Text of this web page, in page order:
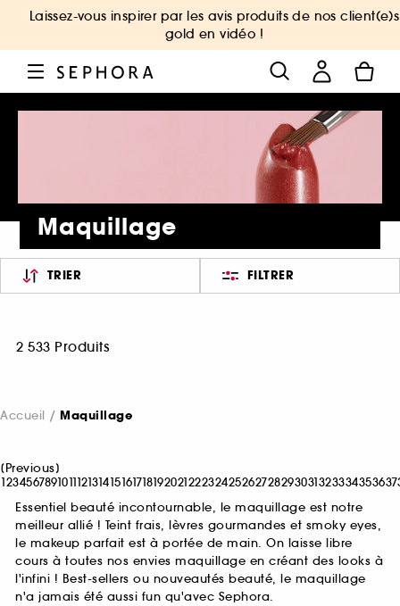
Laissez-vous inspirer par les avis produits de nos client(e)s
gold en vidéo !
Maquillage
TRIER FILTRER
2 533 Produits
Accueil Maquillage
[Previous]
12345678910111213141516171819202122232425262728293031323334353637
Essentiel beauté incontournable, le maquillage est notre
meilleur allié ! Teint frais, lèvres gourmandes et smoky eyes,
le makeup parfait est à portée de main. On laisse libre
cours à toutes nos envies maquillage en créant des looks à
l'infini ! Best-sellers ou nouveautés beauté, le maquillage
n'a jamais été aussi fun qu'avec Sephora.